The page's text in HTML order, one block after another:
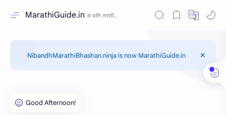
MarathiGuide.in
NibandhMarathiBhashan.ninja is now MarathiGuide.in